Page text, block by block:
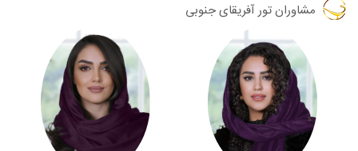
مشاورانتور آفریقای جنوبی